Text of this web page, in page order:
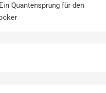
Quantensprung für den